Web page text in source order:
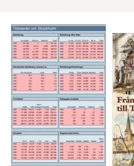
Lista
Karta
träffar